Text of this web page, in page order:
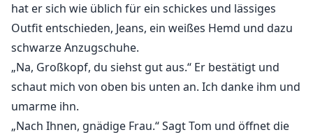
hat er sich wie üblich für ein schickes und lässiges
Outfit entschieden, Jeans, ein weißes Hemd und dazu
schwarze Anzugschuhe.
„Na, Großkopf, du siehst gut aus.“ Er bestätigt und
schaut mich von oben bis unten an. Ich danke ihm und
umarme ihn.
„Nach Ihnen, gnädige Frau.“ Sagt Tom und öffnet die